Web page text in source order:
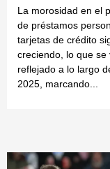
La morosidad en el
de préstamos
tarjetas de crédito
creciendo, lo que se
reflejado a lo largo
2025, marcando...